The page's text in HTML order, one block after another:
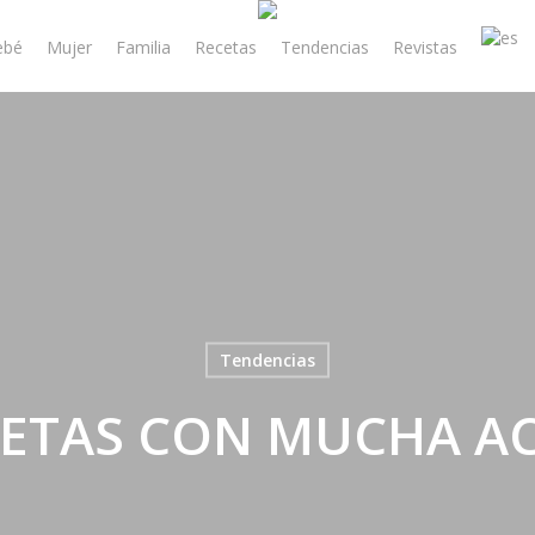
Mujer Familia Recetas Tendencias Revistas
Tendencias
CON MUCHA